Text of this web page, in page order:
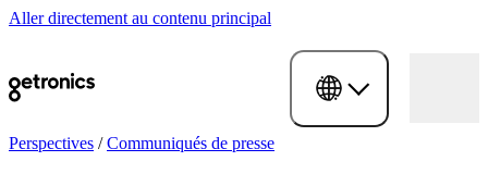
Aller directement au contenu principal
Perspectives /Communiqués de presse